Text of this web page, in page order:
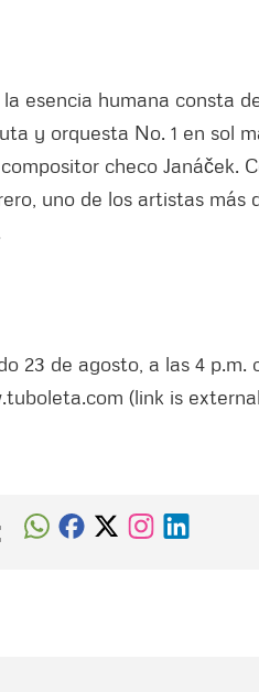
esencia humana consta
y orquesta No. 1 en sol
checo Janáček.
uno de los artistas más
23 de agosto, a las 4
(link is